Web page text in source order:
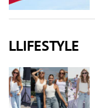
LLIFESTYLE